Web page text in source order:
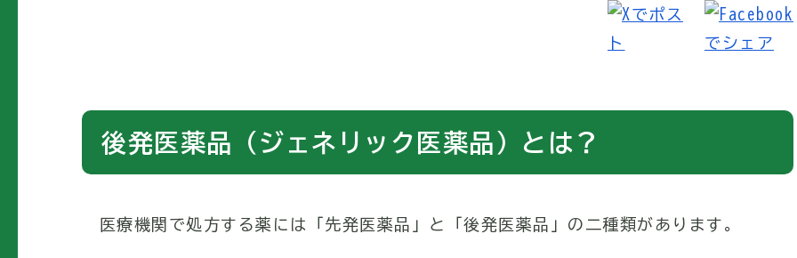
後発医薬品（ジェネリック医薬品）とは？
医療機関で処方する薬には「先発医薬品」と「後発医薬品」の二種類があります。